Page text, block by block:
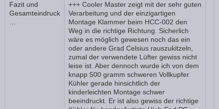
Fazit und
Gesamteindruck
…
+++ Cooler Master zeigt mit der sehr guten
Verarbeitung und der einzigartigen
Montage Klammer beim HCC-002 den
Weg in die richtige Richtung. Sicherlich
wäre es möglich gewesen noch das ein
oder andere Grad Celsius rauszukitzeln,
zumal der verwendete Lüfter gewiss nicht
leise ist. Aber dennoch wurde ich von dem
knapp 500 gramm schweren Vollkupfer
Kühler gerade hinsichtlich der
kinderleichten Montage schwer
beeindruckt. Er ist also gewiss der richtige